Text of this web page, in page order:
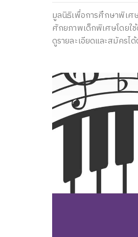
มูลนิธิเพื่อการศึกษาพิเศ
ศักยภาพเด็กพิเศษโดยใช้
ดูรายละเอียดและสมัคร